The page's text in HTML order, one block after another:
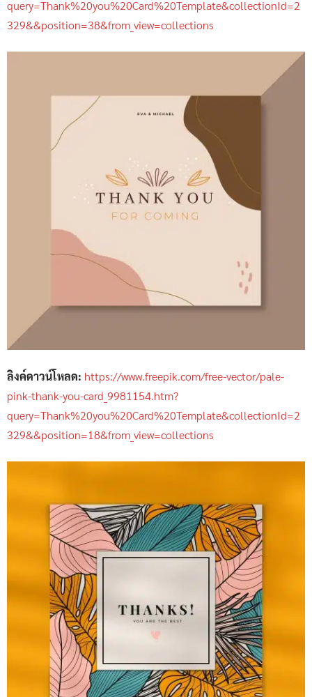
query=Thank%20you%20Card%20Template&collectionId=2
329&&position=38&from_view=collections
ลิงค์ดาวน์โหลด: https://www.freepik.com/free-vector/pale-
pink-thank-you-card_9981154.htm?
query=Thank%20you%20Card%20Template&collectionId=2
329&&position=18&from_view=collections